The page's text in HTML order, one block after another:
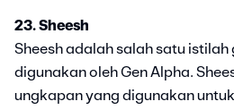
23. Sheesh
Sheesh adalah salah satu istilah
digunakan oleh Gen Alpha.
ungkapan yang digunakan